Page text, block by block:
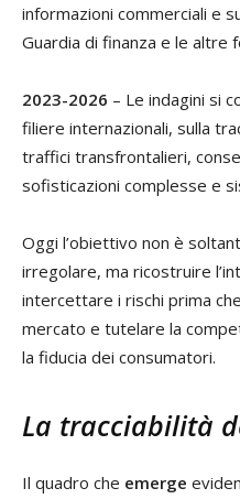
informazioni commerciali e
Guardia di finanza e le altre
2023-2026 – Le indagini si
filiere internazionali, sulla
traffici transfrontalieri,
sofisticazioni complesse e
Oggi l’obiettivo non è
irregolare, ma ricostruire
intercettare i rischi prima
mercato e tutelare la
la fiducia dei consumatori.
La tracciabilità
Il quadro che emerge